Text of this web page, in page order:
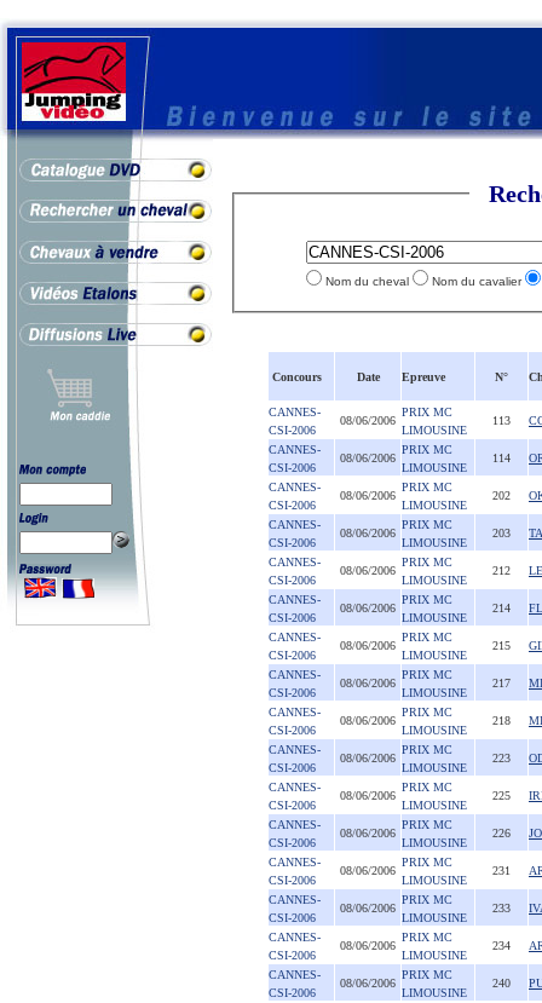
Nom du cheval Nom du cavalier
Concours Date Epreuve N°
CANNES-
CSI-2006
08/06/2006
PRIX MC
LIMOUSINE
113
CANNES-
CSI-2006
08/06/2006
PRIX MC
LIMOUSINE
114
CANNES-
CSI-2006
08/06/2006
PRIX MC
LIMOUSINE
202
CANNES-
CSI-2006
08/06/2006
PRIX MC
LIMOUSINE
203
CANNES-
CSI-2006
08/06/2006
PRIX MC
LIMOUSINE
212
CANNES-
CSI-2006
08/06/2006
PRIX MC
LIMOUSINE
214
CANNES-
CSI-2006
08/06/2006
PRIX MC
LIMOUSINE
215
CANNES-
CSI-2006
08/06/2006
PRIX MC
LIMOUSINE
217
CANNES-
CSI-2006
08/06/2006
PRIX MC
LIMOUSINE
218
CANNES-
CSI-2006
08/06/2006
PRIX MC
LIMOUSINE
223
CANNES-
CSI-2006
08/06/2006
PRIX MC
LIMOUSINE
225
CANNES-
CSI-2006
08/06/2006
PRIX MC
LIMOUSINE
226
CANNES-
CSI-2006
08/06/2006
PRIX MC
LIMOUSINE
231
CANNES-
CSI-2006
08/06/2006
PRIX MC
LIMOUSINE
233
CANNES-
CSI-2006
08/06/2006
PRIX MC
LIMOUSINE
234
CANNES-
CSI-2006
08/06/2006
PRIX MC
LIMOUSINE
240